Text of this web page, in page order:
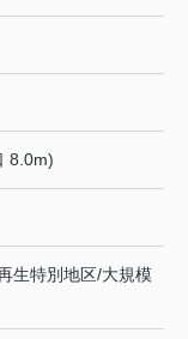
8.0m)
生特別地区/大規模